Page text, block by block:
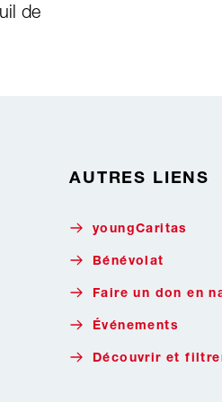
de
AUTRES LIENS
youngCaritas
Bénévolat
Faire un don en
Événements
Découvrir et